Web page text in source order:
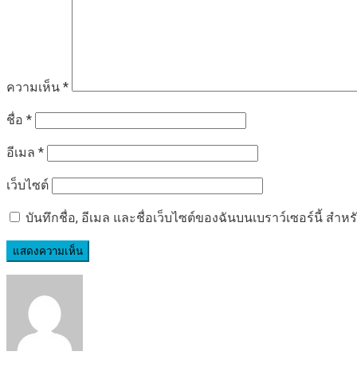
ความเห็น *
ชื่อ *
อีเมล *
เว็บไซต์
บันทึกชื่อ, อีเมล และชื่อเว็บไซต์ของฉันบนเบราว์เซอร์นี้ สำห